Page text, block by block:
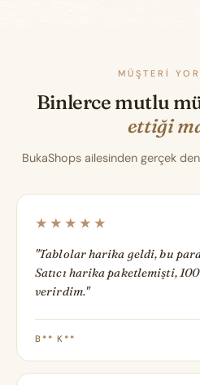
MÜŞTERI
Binlerce mutlu
ettiği
BukaShops ailesinden gerçek
★★★★★
"Tablolar harika geldi, bu
Satıcı harika paketlemişti, 100
verirdim."
B** K**